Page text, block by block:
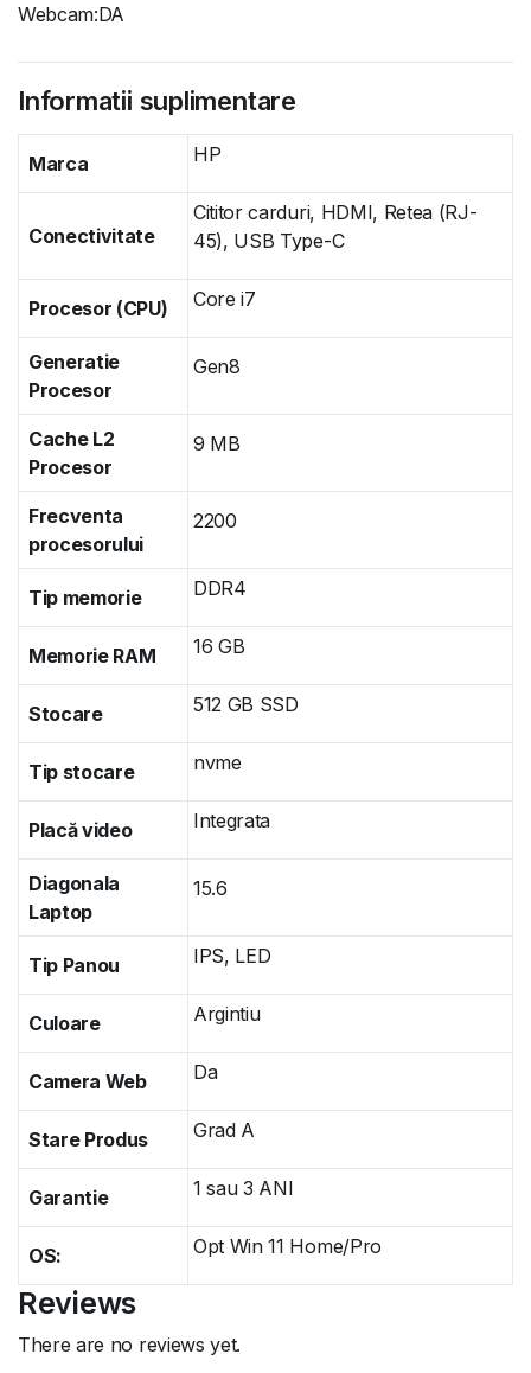
Webcam:DA
Informatii suplimentare
Marca HP
Conectivitate
Cititor carduri, HDMI, Retea (RJ-
45), USB Type-C
Procesor (CPU) Core i7
Generatie
Procesor
Gen8
Cache L2
Procesor
9 MB
Frecventa
procesorului
2200
Tip memorie DDR4
Memorie RAM 16 GB
Stocare 512 GB SSD
Tip stocare nvme
Placă video Integrata
Diagonala
Laptop
15.6
Tip Panou IPS, LED
Culoare Argintiu
Camera Web Da
Stare Produs Grad A
Garantie 1 sau 3 ANI
OS: Opt Win 11 Home/Pro
Reviews
There are no reviews yet.